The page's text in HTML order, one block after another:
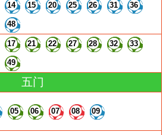
14 15 20 25 26 31 36
48
17 21 22 27 28 32 33
49
五门
05 06 07 08 09